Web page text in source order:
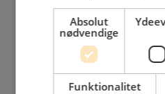
Absolut
nødvendige
Funktionalitet